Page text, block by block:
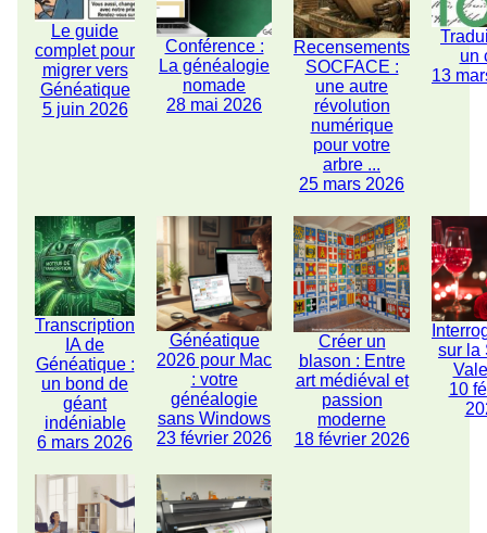
Le guide
complet pour
migrer vers
Généatique
5 juin 2026
Conférence :
La généalogie
nomade
28 mai 2026
Recensements
SOCFACE :
une autre
révolution
numérique
pour votre
arbre ...
25 mars 2026
un
13
Transcription
IA de
Généatique :
un bond de
géant
indéniable
6 mars 2026
Généatique
2026 pour Mac
: votre
généalogie
sans Windows
23 février 2026
Créer un
blason : Entre
art médiéval et
passion
moderne
18 février 2026
sur la
10